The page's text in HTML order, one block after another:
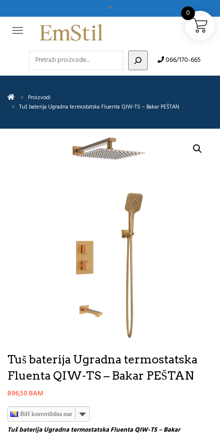
066/170-665
Proizvodi
Tuš baterija Ugradna termostatska Fluenta QIW-TS – Bakar PEŠTAN
Tuš baterija Ugradna termostatska
Fluenta QIW-TS – Bakar PEŠTAN
896,50BAM
BiH konvertibilna marka
Tuš baterija Ugradna termostatska Fluenta QIW-TS – Bakar
0